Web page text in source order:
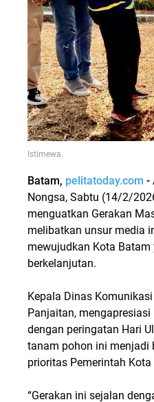
Istimewa.
Batam, pelitatoday.com -
Nongsa, Sabtu (14/2/
menguatkan Gerakan
melibatkan unsur media
mewujudkan Kota Batam
berkelanjutan.
Kepala Dinas
Panjaitan,
dengan peringatan Hari
tanam pohon ini menjadi
prioritas Pemerintah Kota
“Gerakan ini sejalan